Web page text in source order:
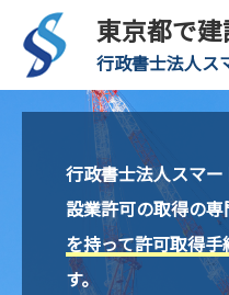
東京都で
行政書士法人ス
行政書士法人スマ
設業許可の取得の
を持って許可取得
す。